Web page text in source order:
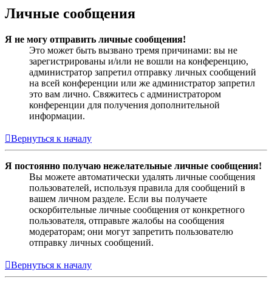
Личные сообщения
Я не могу отправить личные сообщения!
Это может быть вызвано тремя причинами: вы не
зарегистрированы и/или не вошли на конференцию,
администратор запретил отправку личных сообщений
на всей конференции или же администратор запретил
это вам лично. Свяжитесь с администратором
конференции для получения дополнительной
информации.
Вернуться к началу
Я постоянно получаю нежелательные личные сообщения!
Вы можете автоматически удалять личные сообщения
пользователей, используя правила для сообщений в
вашем личном разделе. Если вы получаете
оскорбительные личные сообщения от конкретного
пользователя, отправьте жалобы на сообщения
модераторам; они могут запретить пользователю
отправку личных сообщений.
Вернуться к началу